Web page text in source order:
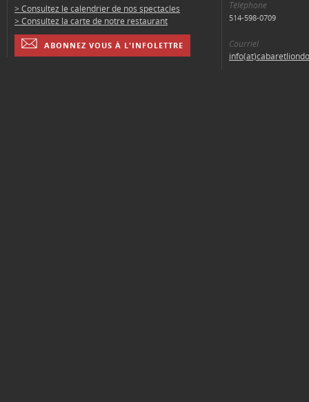
> Consultez le calendrier de nos spectacles
> Consultez la carte de notre restaurant
ABONNEZ VOUS À L'INFOLETTRE
Téléphone
514-598-0709
Courriel